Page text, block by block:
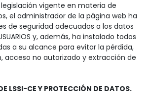
vigente en materia de
el administrador de la página web ha
de seguridad adecuados a los datos
y, además, ha instalado todos
a su alcance para evitar la pérdida,
acceso no autorizado y extracción de
LSSI-CE Y PROTECCIÓN DE DATOS.